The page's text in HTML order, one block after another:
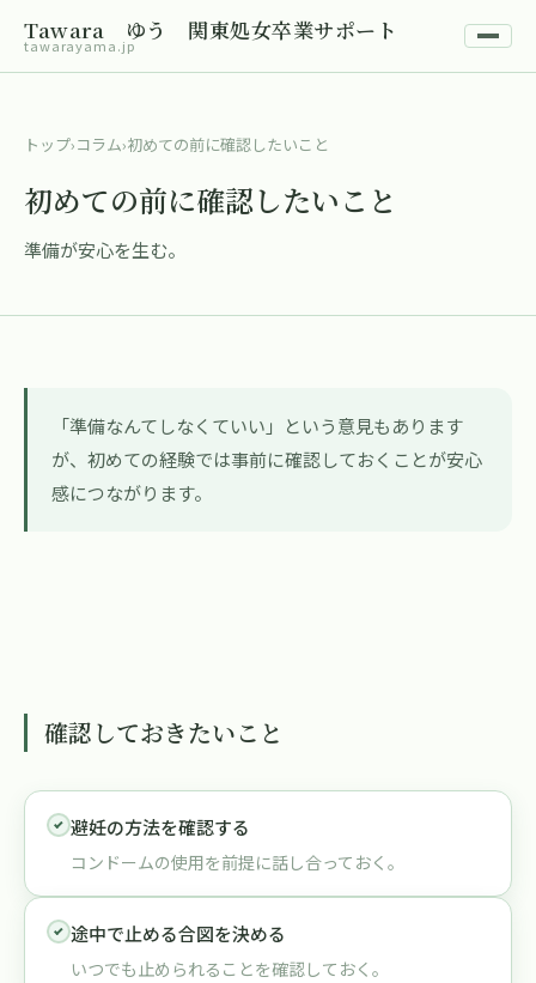
Tawara ゆう 関東処女卒業サポート
tawarayama.jp
トップ›コラム›初めての前に確認したいこと
初めての前に確認したいこと
準備が安心を生む。
「準備なんてしなくていい」という意見もあります
が、初めての経験では事前に確認しておくことが安心
感につながります。
確認しておきたいこと
避妊の方法を確認する
コンドームの使用を前提に話し合っておく。
途中で止める合図を決める
いつでも止められることを確認しておく。